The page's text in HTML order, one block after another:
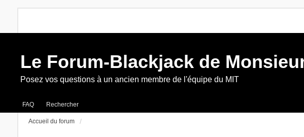
Le Forum-Blackjack de
Posez vos questions à un ancien membre de l'équipe du MIT
FAQ Rechercher
Accueil du forum